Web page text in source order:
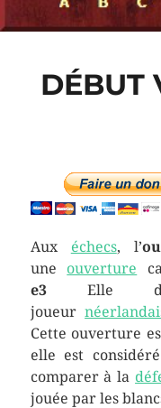
DÉBUT
Aux échecs, l’
une ouverture
e3Elle
joueur
Cette ouverture
elle est
comparer à la
jouée par les